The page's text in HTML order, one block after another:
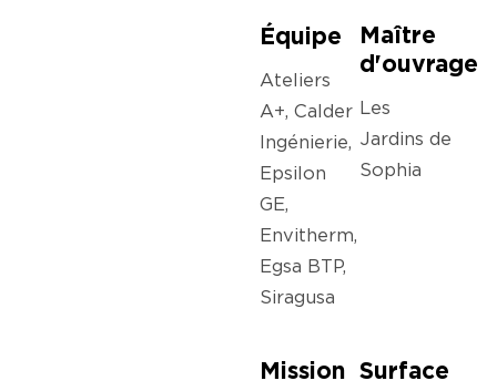
Équipe
Ateliers
A+, Calder
Ingénierie,
Epsilon
GE,
Envitherm,
Egsa BTP,
Siragusa
Maître
d'ouvrage
Les
Jardins de
Sophia
Mission Surface